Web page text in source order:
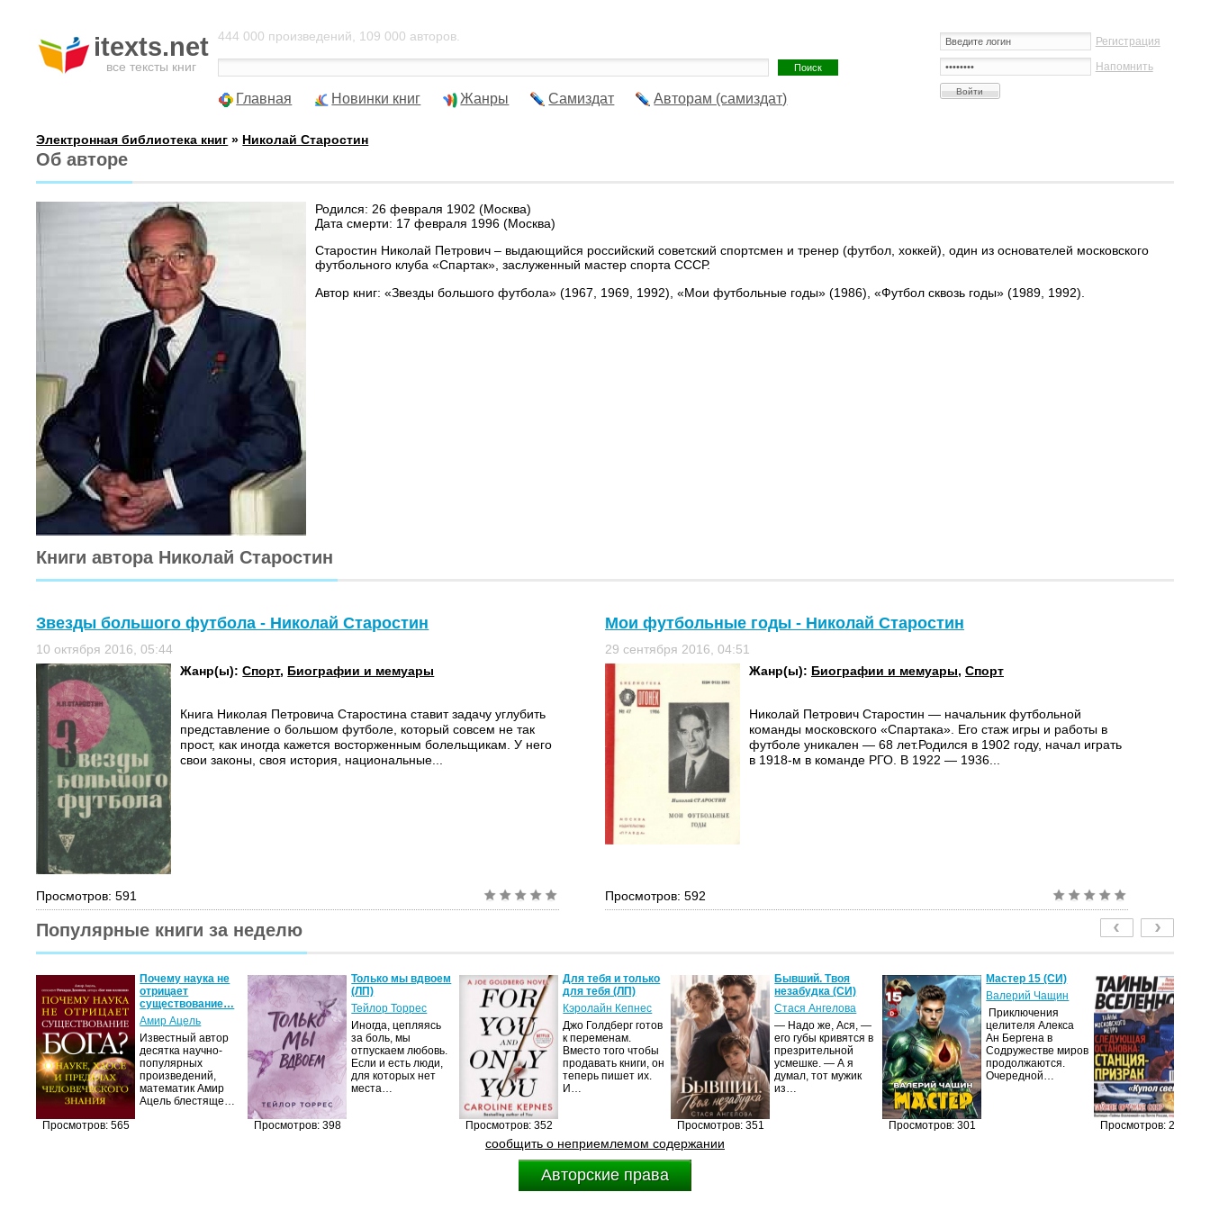
itexts.net
все тексты книг
Регистрация
Напомнить
444 000 произведений, 109 000 авторов.
Главная Новинки книг Жанры Самиздат Авторам (самиздат)
Электронная библиотека книг » Николай Старостин
Об авторе
Родился: 26 февраля 1902 (Москва)
Дата смерти: 17 февраля 1996 (Москва)
Старостин Николай Петрович – выдающийся российский советский спортсмен и тренер (футбол, хоккей), один из основателей московского
футбольного клуба «Спартак», заслуженный мастер спорта СССР.
Автор книг: «Звезды большого футбола» (1967, 1969, 1992), «Мои футбольные годы» (1986), «Футбол сквозь годы» (1989, 1992).
Книги автора Николай Старостин
Звезды большого футбола - Николай Старостин
10 октября 2016, 05:44
Жанр(ы):Спорт, Биографии и мемуары
Книга Николая Петровича Старостина ставит задачу углубить
представление о большом футболе, который совсем не так
прост, как иногда кажется восторженным болельщикам. У него
свои законы, своя история, национальные...
Просмотров: 591
Мои футбольные годы - Николай Старостин
29 сентября 2016, 04:51
Жанр(ы): Биографии и мемуары, Спорт
Николай Петрович Старостин — начальник футбольной
команды московского «Спартака». Его стаж игры и работы в
футболе уникален — 68 лет.Родился в 1902 году, начал играть
в 1918-м в команде РГО. В 1922 — 1936...
Просмотров: 592
Популярные книги за неделю
Просмотров: 565
Почему наука не
отрицает
существование…
Амир Ацель
Известный автор
десятка научно-
популярных
произведений,
математик Амир
Ацель блестяще…
Просмотров: 398
Только мы вдвоем
(ЛП)
Тейлор Торрес
Иногда, цепляясь
за боль, мы
отпускаем любовь.
Если и есть люди,
для которых нет
места…
Просмотров: 352
Для тебя и только
для тебя (ЛП)
Кэролайн Кепнес
Джо Голдберг готов
к переменам.
Вместо того чтобы
продавать книги, он
теперь пишет их.
И…
Просмотров: 351
Бывший. Твоя
незабудка (СИ)
Стася Ангелова
— Надо же, Ася, —
его губы кривятся в
презрительной
усмешке. — А я
думал, тот мужик
из…
Просмотров: 301
Мастер 15 (СИ)
Валерий Чащин
Приключения
целителя Алекса
Ан Бергена в
Содружестве миров
продолжаются.
Очередной…
Просмотров: 268
сообщить о неприемлемом содержании
Авторские права